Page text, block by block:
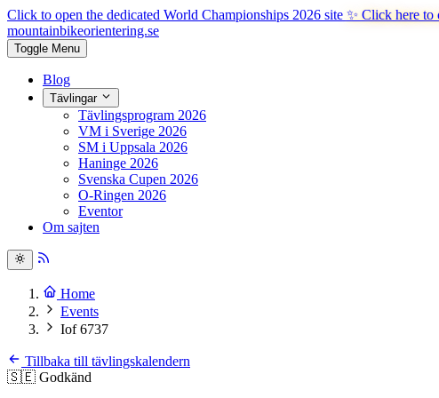
Click to open the dedicated World Championships 2026 site ✨ Click here to
mountainbikeorientering.se
Toggle Menu
Blog
Tävlingar
Tävlingsprogram 2026
VM i Sverige 2026
SM i Uppsala 2026
Haninge 2026
Svenska Cupen 2026
O-Ringen 2026
Eventor
Om sajten
Home
Events
Iof 6737
Tillbaka till tävlingskalendern
🇸🇪 Godkänd